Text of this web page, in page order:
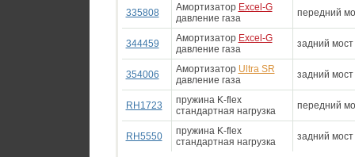
335808 Амортизатор Excel-G
давление газа
передний
344459 Амортизатор Excel-G
давление газа
задний мост
354006 Амортизатор Ultra SR
давление газа
задний мост
RH1723
пружина K-flex
стандартная нагрузка
передний
RH5550
пружина K-flex
стандартная нагрузка
задний мост